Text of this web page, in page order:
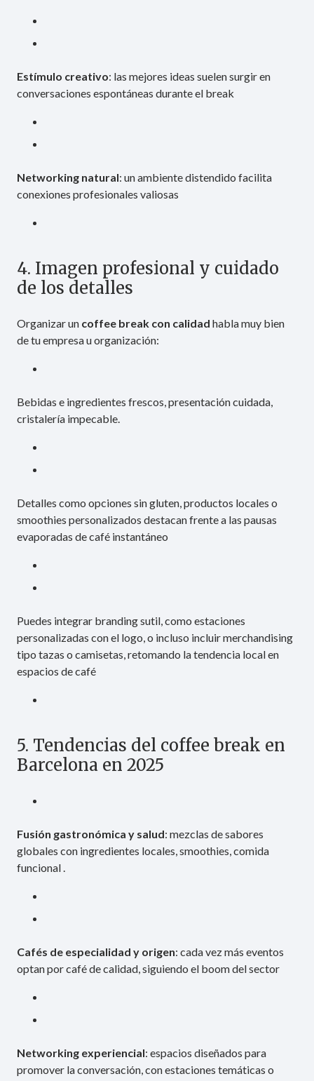
Estímulo creativo: las mejores ideas suelen surgir en
conversaciones espontáneas durante el break
Networking natural: un ambiente distendido facilita
conexiones profesionales valiosas
4. Imagen profesional y cuidado
de los detalles
Organizar un coffee break con calidad habla muy bien
de tu empresa u organización:
Bebidas e ingredientes frescos, presentación cuidada,
cristalería impecable.
Detalles como opciones sin gluten, productos locales o
smoothies personalizados destacan frente a las pausas
evaporadas de café instantáneo
Puedes integrar branding sutil, como estaciones
personalizadas con el logo, o incluso incluir merchandising
tipo tazas o camisetas, retomando la tendencia local en
espacios de café
5. Tendencias del coffee break en
Barcelona en 2025
Fusión gastronómica y salud: mezclas de sabores
globales con ingredientes locales, smoothies, comida
funcional .
Cafés de especialidad y origen: cada vez más eventos
optan por café de calidad, siguiendo el boom del sector
Networking experiencial: espacios diseñados para
promover la conversación, con estaciones temáticas o